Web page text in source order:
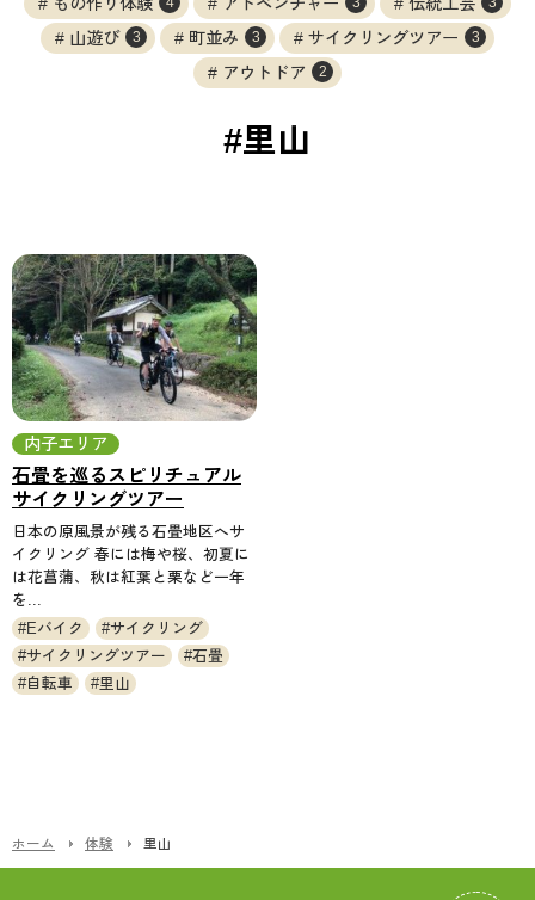
山遊び 3 町並み 3 サイクリングツアー 3
アウトドア 2
#里山
内子エリア
石畳を巡るスピリチュアル
サイクリングツアー
日本の原風景が残る石畳地区へサ
イクリング 春には梅や桜、初夏に
は花菖蒲、秋は紅葉と栗など一年
を...
Eバイク
サイクリング
サイクリングツアー
石畳
自転車
里山
ホーム 体験 里山